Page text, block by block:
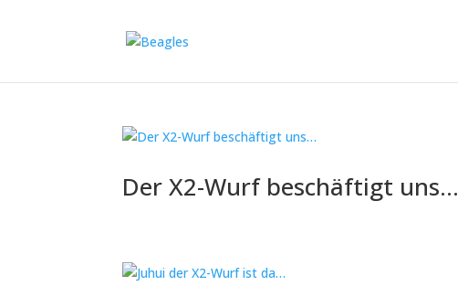
Der X2-Wurf beschäftigt uns…